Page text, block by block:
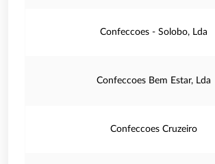
Confeccoes - Solobo, Lda
Confeccoes Bem Estar, Lda
Confeccoes Cruzeiro